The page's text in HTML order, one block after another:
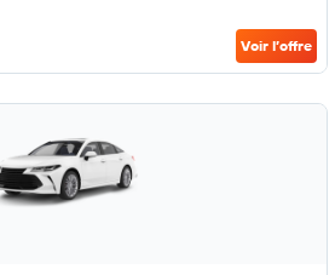
Voir l’offre